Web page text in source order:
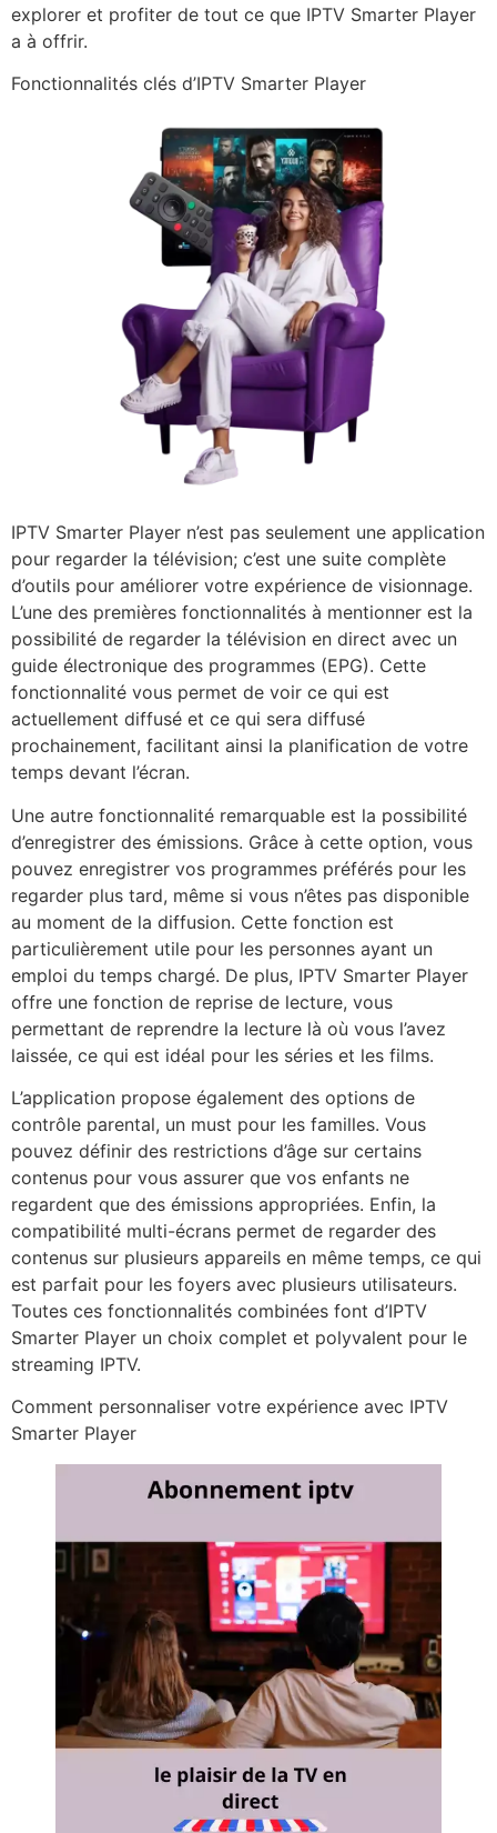
explorer et profiter de tout ce que IPTV Smarter Player
a à offrir.
Fonctionnalités clés d’IPTV Smarter Player
IPTV Smarter Player n’est pas seulement une application
pour regarder la télévision; c’est une suite complète
d’outils pour améliorer votre expérience de visionnage.
L’une des premières fonctionnalités à mentionner est la
possibilité de regarder la télévision en direct avec un
guide électronique des programmes (EPG). Cette
fonctionnalité vous permet de voir ce qui est
actuellement diffusé et ce qui sera diffusé
prochainement, facilitant ainsi la planification de votre
temps devant l’écran.
Une autre fonctionnalité remarquable est la possibilité
d’enregistrer des émissions. Grâce à cette option, vous
pouvez enregistrer vos programmes préférés pour les
regarder plus tard, même si vous n’êtes pas disponible
au moment de la diffusion. Cette fonction est
particulièrement utile pour les personnes ayant un
emploi du temps chargé. De plus, IPTV Smarter Player
offre une fonction de reprise de lecture, vous
permettant de reprendre la lecture là où vous l’avez
laissée, ce qui est idéal pour les séries et les films.
L’application propose également des options de
contrôle parental, un must pour les familles. Vous
pouvez définir des restrictions d’âge sur certains
contenus pour vous assurer que vos enfants ne
regardent que des émissions appropriées. Enfin, la
compatibilité multi-écrans permet de regarder des
contenus sur plusieurs appareils en même temps, ce qui
est parfait pour les foyers avec plusieurs utilisateurs.
Toutes ces fonctionnalités combinées font d’IPTV
Smarter Player un choix complet et polyvalent pour le
streaming IPTV.
Comment personnaliser votre expérience avec IPTV
Smarter Player